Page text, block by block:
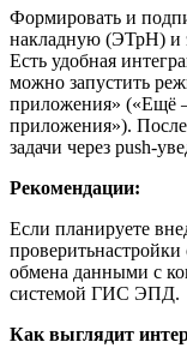
Формировать и
накладную (ЭТрН) и
Есть удобная
можно запустить
приложения» («Ещё
приложения»). После
задачи через push-
Рекомендации:
Если планируете
обмена данными с
системой ГИС ЭПД.
Как выглядит